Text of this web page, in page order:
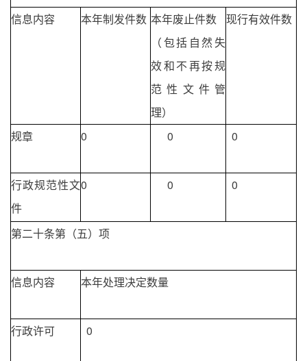
信息内容 本年制发件数 本年废止件数
（包括自然失
效和不再按规
范性文件管
理）
现行有效件数
规章 0 0 0
行政规范性文
件
0 0 0
第二十条第（五）项
信息内容 本年处理决定数量
行政许可 0